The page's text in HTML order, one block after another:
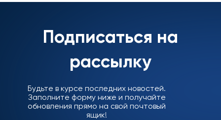
Подписаться на
рассылку
Будьте в курсе последних новостей.
Заполните форму ниже и получайте
обновления прямо на свой почтовый
ящик!